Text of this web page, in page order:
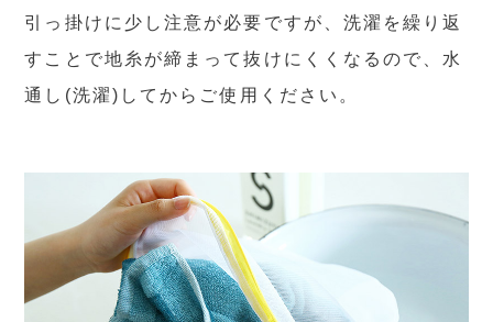
引っ掛けに少し注意が必要ですが、洗濯を繰り返
すことで地糸が締まって抜けにくくなるので、水
通し(洗濯)してからご使用ください。